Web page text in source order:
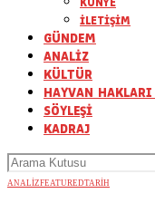
İLETİŞİM
GÜNDEM
ANALİZ
KÜLTÜR
HAYVAN
SÖYLEŞİ
KADRAJ
ANALİZFEATUREDTARİH